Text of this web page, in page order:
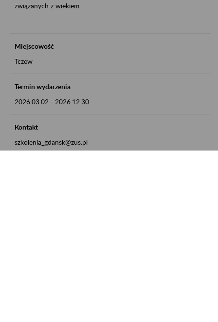
związanych z wiekiem.
Miejscowość
Tczew
Termin wydarzenia
2026.03.02 - 2026.12.30
Kontakt
szkolenia_gdansk@zus.pl